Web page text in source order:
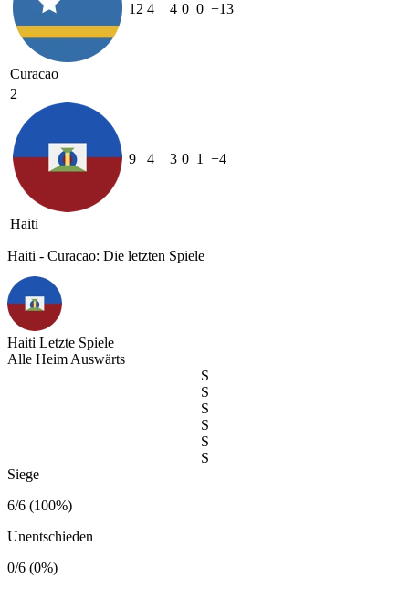
Curacao
12 4 4 0 0 +13
2
Haiti
9 4 3 0 1 +4
Haiti - Curacao: Die letzten Spiele
Haiti Letzte Spiele
Alle Heim Auswärts
S
S
S
S
S
S
Siege
6/6 (100%)
Unentschieden
0/6 (0%)